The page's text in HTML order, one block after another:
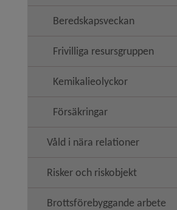
Beredskapsveckan
Frivilliga resursgruppen
Kemikalieolyckor
Försäkringar
Våld i nära relationer
Risker och riskobjekt
Brottsförebyggande arbete